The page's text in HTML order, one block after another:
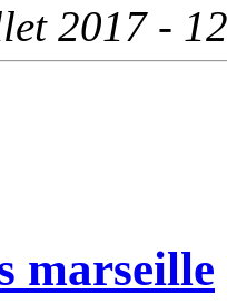
2017 -
marseille